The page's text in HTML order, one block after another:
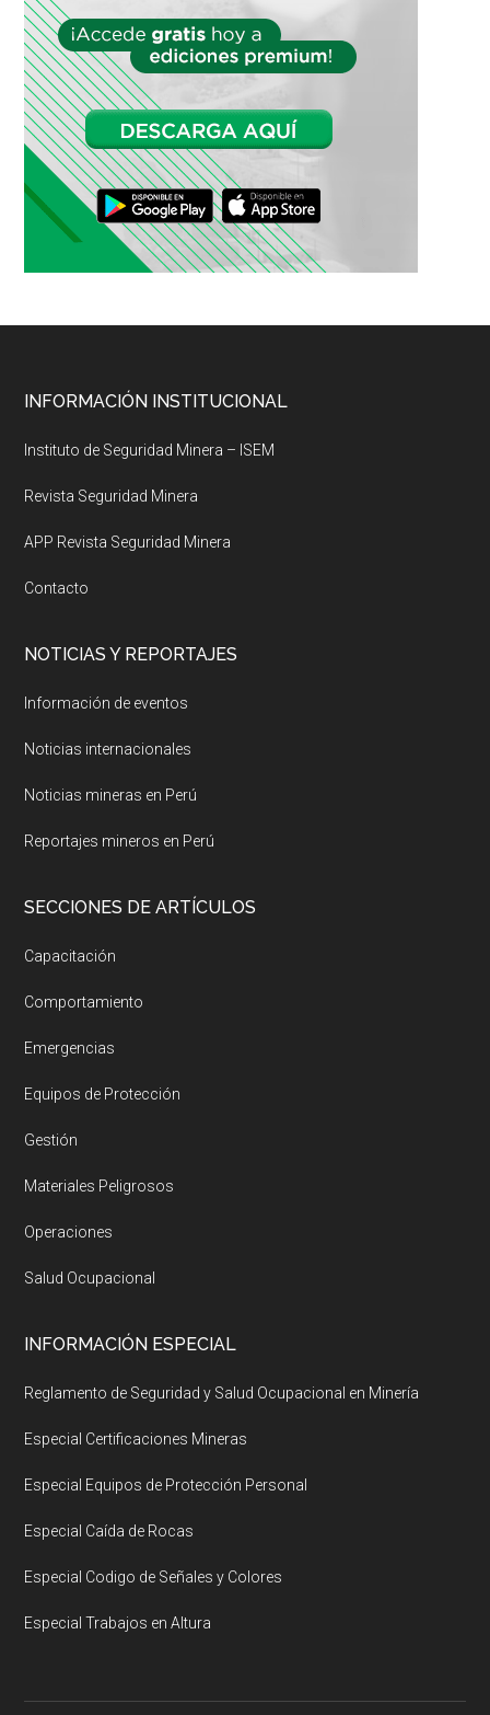
Footer
INFORMACIÓN INSTITUCIONAL
Instituto de Seguridad Minera – ISEM
Revista Seguridad Minera
APP Revista Seguridad Minera
Contacto
NOTICIAS Y REPORTAJES
Información de eventos
Noticias internacionales
Noticias mineras en Perú
Reportajes mineros en Perú
SECCIONES DE ARTÍCULOS
Capacitación
Comportamiento
Emergencias
Equipos de Protección
Gestión
Materiales Peligrosos
Operaciones
Salud Ocupacional
INFORMACIÓN ESPECIAL
Reglamento de Seguridad y Salud Ocupacional en Minería
Especial Certificaciones Mineras
Especial Equipos de Protección Personal
Especial Caída de Rocas
Especial Codigo de Señales y Colores
Especial Trabajos en Altura